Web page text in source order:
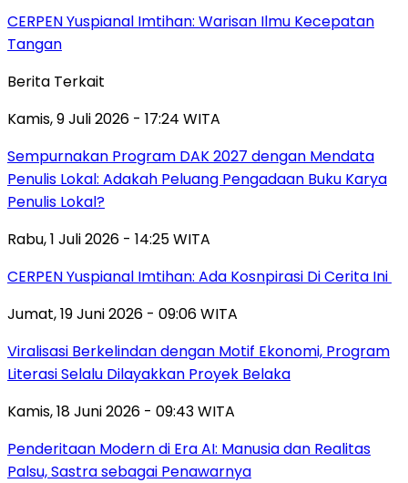
CERPEN Yuspianal Imtihan: Warisan Ilmu Kecepatan
Tangan
Berita Terkait
Kamis, 9 Juli 2026 - 17:24 WITA
Sempurnakan Program DAK 2027 dengan Mendata
Penulis Lokal: Adakah Peluang Pengadaan Buku Karya
Penulis Lokal?
Rabu, 1 Juli 2026 - 14:25 WITA
CERPEN Yuspianal Imtihan: Ada Kosnpirasi Di Cerita Ini
Jumat, 19 Juni 2026 - 09:06 WITA
Viralisasi Berkelindan dengan Motif Ekonomi, Program
Literasi Selalu Dilayakkan Proyek Belaka
Kamis, 18 Juni 2026 - 09:43 WITA
Penderitaan Modern di Era AI: Manusia dan Realitas
Palsu, Sastra sebagai Penawarnya